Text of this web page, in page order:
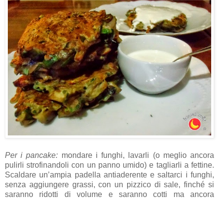
Per i pancake: mondare i funghi, lavarli (o meglio ancora
pulirli strofinandoli con un panno umido) e tagliarli a fettine.
Scaldare un’ampia padella antiaderente e saltarci i funghi,
senza aggiungere grassi, con un pizzico di sale, finché si
saranno ridotti di volume e saranno cotti ma ancora